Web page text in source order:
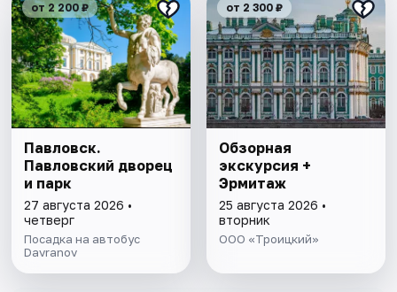
от 2 200 ₽
Павловск.
Павловский дворец
и парк
27 августа 2026 •
четверг
Посадка на автобус
Davranov
от 2 300 ₽
Обзорная
экскурсия +
Эрмитаж
25 августа 2026 •
вторник
ООО «Троицкий»